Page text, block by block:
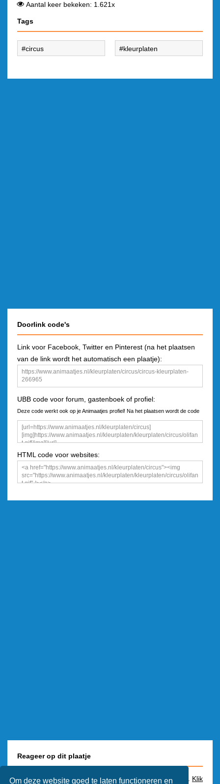
Om deze website goed te laten functioneren en
Aantal keer bekeken: 1.621x
Tags
circus kleurplaten
Doorlink code's
Link voor Facebook, Twitter en Pinterest (na het plaatsen
van de link wordt het automatisch een plaatje):
UBB code voor forum, gastenboek of profiel:
Deze code werkt ook op je Animaatjes profiel! Na het plaatsen wordt de code
een plaatje
HTML code voor websites:
Reageer op dit plaatje
Je kunt alleen een reactie plaatsen als je bent ingelogd. Klik